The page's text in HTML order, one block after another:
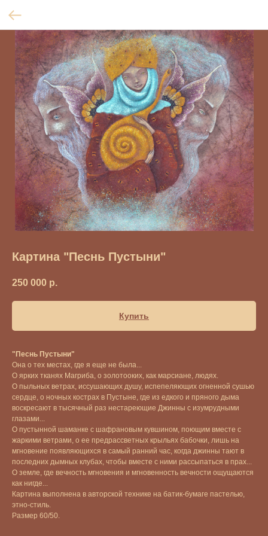
Картина "Песнь Пустыни"
250 000 р.
Купить
"Песнь Пустыни"
Она о тех местах, где я еще не была...
О ярких тканях Магриба, о золотооких, как марсиане, людях.
О пыльных ветрах, иссушающих душу, испепеляющих огненной сушью
сердце, о ночных кострах в Пустыне, где из едкого и пряного дыма
воскресают в тысячный раз нестареющие Джинны с изумрудными
глазами...
О пустынной шаманке с шафрановым кувшином, поющим вместе с
жаркими ветрами, о ее предрассветных крыльях бабочки, лишь на
мгновение появляющихся в самый ранний час, когда джинны тают в
последних дымных клубах, чтобы вместе с ними рассыпаться в прах...
О земле, где вечность мгновения и мгновенность вечности ощущаются
как нигде...
Картина выполнена в авторской технике на батик-бумаге пастелью,
этно-стиль.
Размер 60/50.